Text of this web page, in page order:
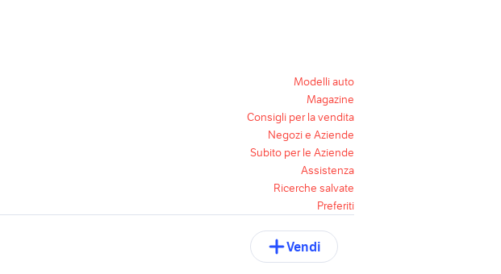
Modelli auto
Magazine
Consigli per la vendita
Negozi e Aziende
Subito per le Aziende
Assistenza
Ricerche salvate
Preferiti
Vendi